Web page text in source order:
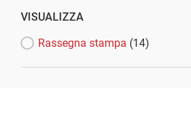
VISUALIZZA
Rassegna stampa (14)